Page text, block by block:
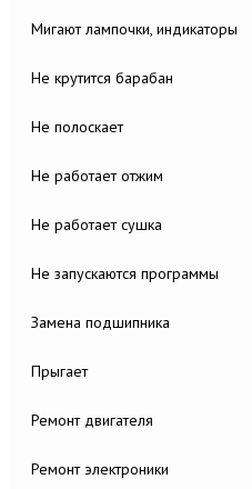
Мигают лампочки, индикаторы
Не крутится барабан
Не полоскает
Не работает отжим
Не работает сушка
Не запускаются программы
Замена подшипника
Прыгает
Ремонт двигателя
Ремонт электроники